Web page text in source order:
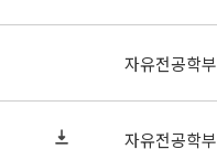
자유전공학부
자유전공학부